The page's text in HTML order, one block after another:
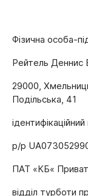
Фізична особа-
Рейтель Деннис
29000,
Подільська, 41
р/р
ПАТ «КБ«
відділ турботи